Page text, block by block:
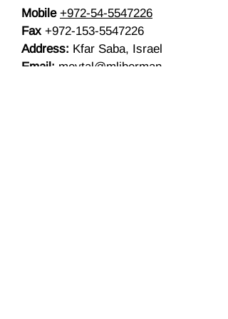
Mobile +972-54-5547226
Fax +972-153-5547226
Address: Kfar Saba, Israel
Email: meytal@mliberman-